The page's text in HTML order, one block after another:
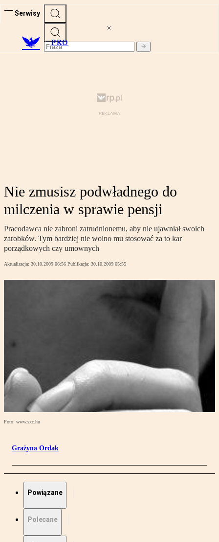
Serwisy
PRO
Nie zmusisz podwładnego do
milczenia w sprawie pensji
Pracodawca nie zabroni zatrudnionemu, aby nie ujawniał swoich
zarobków. Tym bardziej nie wolno mu stosować za to kar
porządkowych czy umownych
Aktualizacja: 30.10.2009 06:56 Publikacja: 30.10.2009 05:55
Foto: www.sxc.hu
Grażyna Ordak
Powiązane
Polecane